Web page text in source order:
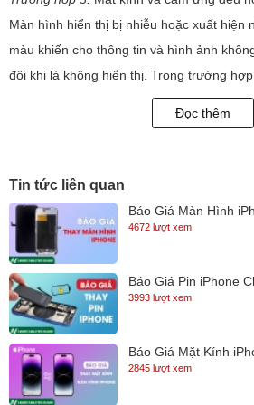
Màn hình hiển thị bị nhiễu hoặc xuất hiện
màu khiến cho thông tin và hình ảnh
đôi khi là không hiển thị. Trong trường
hành thay màn hình laptop mới cho máy.
: Laptop bị rơi vỡ mặt kính,
hợp này bạn cần phải thay bộ mặt kính
Nguyên nhân dẫn đến màn hình
1. Bị mất màu có điểm chết !!!
- Biểu hiện: Trên màn hình xuất hiện các
ảnh
- Nguyên nhân: Chủ yếu xuất phát từ khâu
2. Bị sai màu, sọc màu hay nhảy hình !!!
- Biểu hiện: Màn hình chuyển sang một
- Nguyên nhân: Có thể do lỗi ở bộ phận
Đọc thêm
Tin tức liên quan
Báo Giá Màn Hình
4672 lượt xem
Báo Giá Pin iPhone
3993 lượt xem
Báo Giá Mặt Kính
2845 lượt xem